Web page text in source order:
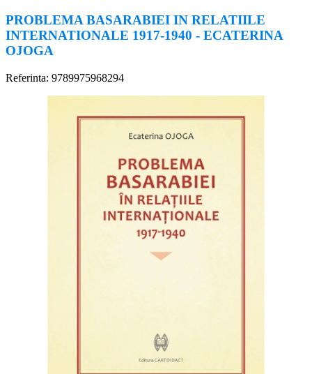
PROBLEMA BASARABIEI IN RELATIILE
INTERNATIONALE 1917-1940 - ECATERINA
OJOGA
Referinta: 9789975968294